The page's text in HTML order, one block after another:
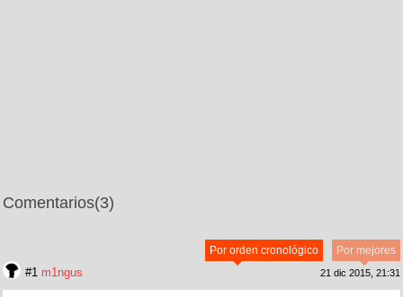
Comentarios(3)
Por mejores
Por orden cronológico
#1 m1ngus 21 dic 2015, 21:31